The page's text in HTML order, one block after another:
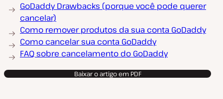
GoDaddy Drawbacks (porque você pode querer
cancelar)
Como remover produtos da sua conta GoDaddy
Como cancelar sua conta GoDaddy
FAQ sobre cancelamento do GoDaddy
Baixar o artigo em PDF